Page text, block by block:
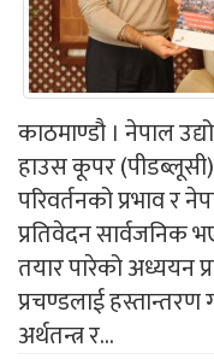
काठमाण्डौ । नेपाल
हाउस कूपर
परिवर्तनको प्रभाव र
प्रतिवेदन सार्वजनिक
तयार पारेको अध्ययन
प्रचण्डलाई हस्तान्तरण
अर्थतन्त्र र...